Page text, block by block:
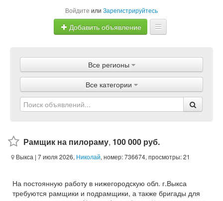
Войдите или Зарегистрируйтесь
Добавить объявление
Объявления
Магазины
Услуги
Все регионы
Все категории
Рамщик на пилораму, 100 000 руб.
Выкса | 7 июля 2026, Николай, номер: 736674, просмотры: 21
На постоянную работу в нижегородскую обл. г.Выкса
требуются рамщики и подрамщики, а также бригады для